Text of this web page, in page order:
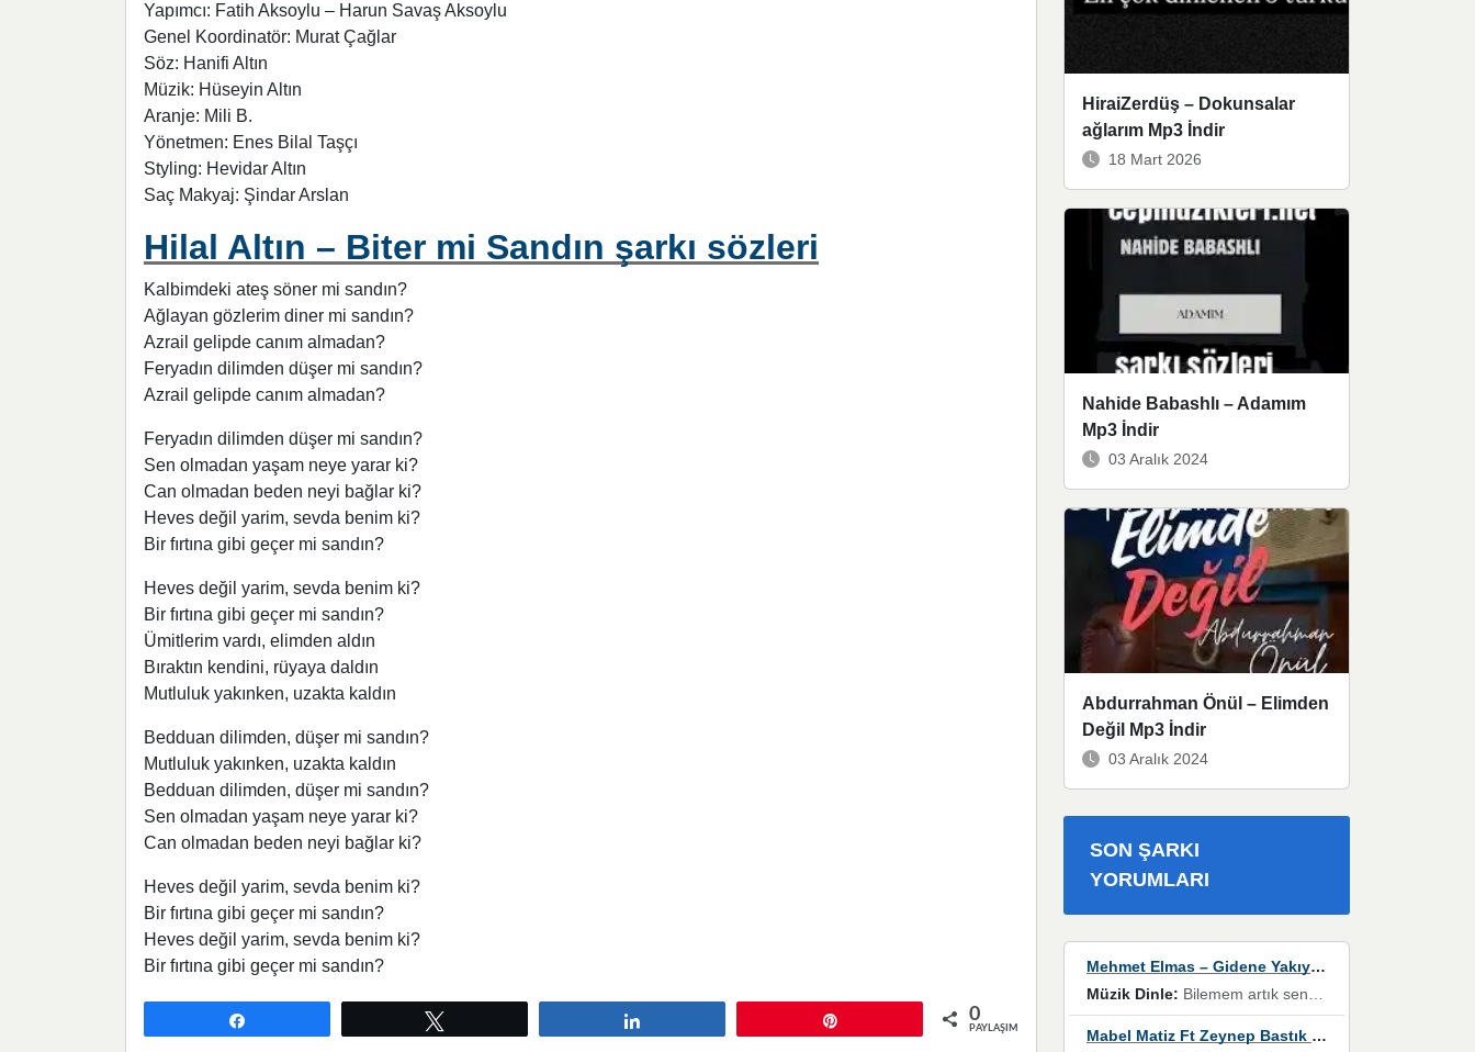
Yapımcı: Fatih Aksoylu – Harun Savaş Aksoylu
Genel Koordinatör: Murat Çağlar
Söz: Hanifi Altın
Müzik: Hüseyin Altın
Aranje: Mili B.
Yönetmen: Enes Bilal Taşçı
Styling: Hevidar Altın
Saç Makyaj: Şindar Arslan
Hilal Altın – Biter mi Sandın şarkı sözleri
Kalbimdeki ateş söner mi sandın?
Ağlayan gözlerim diner mi sandın?
Azrail gelipde canım almadan?
Feryadın dilimden düşer mi sandın?
Azrail gelipde canım almadan?
Feryadın dilimden düşer mi sandın?
Sen olmadan yaşam neye yarar ki?
Can olmadan beden neyi bağlar ki?
Heves değil yarim, sevda benim ki?
Bir fırtına gibi geçer mi sandın?
Heves değil yarim, sevda benim ki?
Bir fırtına gibi geçer mi sandın?
Ümitlerim vardı, elimden aldın
Bıraktın kendini, rüyaya daldın
Mutluluk yakınken, uzakta kaldın
Bedduan dilimden, düşer mi sandın?
Mutluluk yakınken, uzakta kaldın
Bedduan dilimden, düşer mi sandın?
Sen olmadan yaşam neye yarar ki?
Can olmadan beden neyi bağlar ki?
Heves değil yarim, sevda benim ki?
Bir fırtına gibi geçer mi sandın?
Heves değil yarim, sevda benim ki?
Bir fırtına gibi geçer mi sandın?
0
PAYLAŞIMLAR
HiraiZerdüş – Dokunsalar
ağlarım Mp3 İndir
18 Mart 2026
Nahide Babashlı – Adamım
Mp3 İndir
03 Aralık 2024
Abdurrahman Önül – Elimden
Değil Mp3 İndir
03 Aralık 2024
SON ŞARKI
YORUMLARI
Mehmet Elmas – Gidene Yakıyorum
Müzik Dinle: Bilemem artık senden bir şans daha / Düştüğün zaman ben olmayacağım yanında” dizeleri, artık geçmişin tekrarına izin verilmeyeceğini, kişisel sınırların çizildiğini gösteriyor.
Mabel Matiz Ft Zeynep Bastık – Saçların